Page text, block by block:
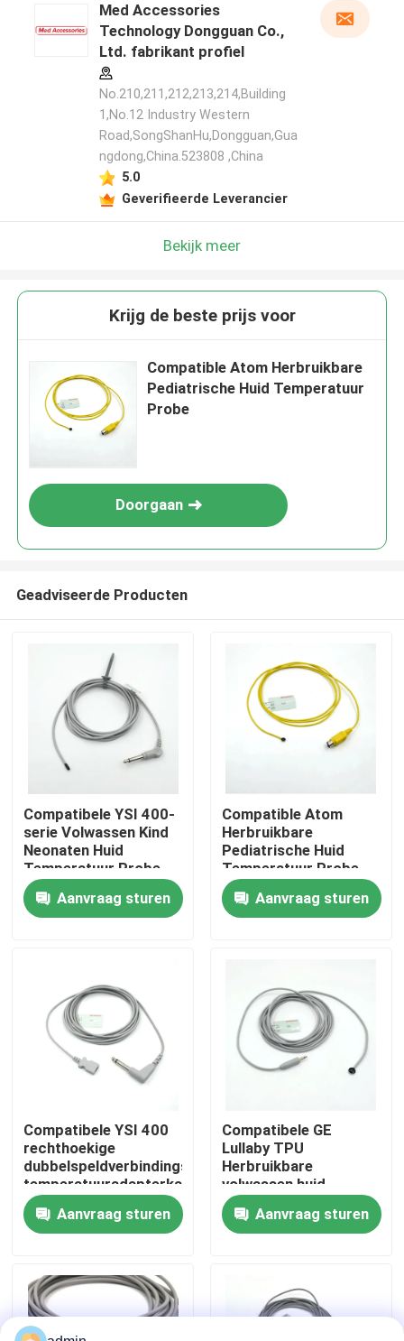
Thuis
Producten
Fabrieksreis
Kwaliteitscontrole
Vraag een offerte aan
Spo2-sensorkabel
Beschikbare SPO2-Sensor
Opnieuw te gebruiken spO2-sensor
Med Accessories
Technology Dongguan Co.,
Ltd. fabrikant profiel
No.210,211,212,213,214,Building
1,No.12 Industry Western
Road,SongShanHu,Dongguan,Gua
ngdong,China.523808 ,China
5.0
Geverifieerde Leverancier
Bekijk meer
Krijg de beste prijs voor
Compatible Atom Herbruikbare
Pediatrische Huid Temperatuur
Probe
Doorgaan
Geadviseerde Producten
Compatibele YSI 400-
serie Volwassen Kind
Neonaten Huid
Temperatuur Probe
Temperatuur Probe
Aanvraag sturen
Compatible Atom
Herbruikbare
Pediatrische Huid
Temperatuur Probe
Aanvraag sturen
Compatibele YSI 400
rechthoekige
dubbelspeldverbindings-
temperatuuradapterkabel
voor eenmalige
temperatuursonde
Aanvraag sturen
Compatibele GE
Lullaby TPU
Herbruikbare
volwassen huid
Temperatuursonde
Voor Temperatuur
Monitoring
Aanvraag sturen